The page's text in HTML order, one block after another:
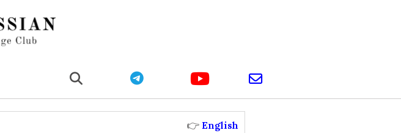
email
👉 English